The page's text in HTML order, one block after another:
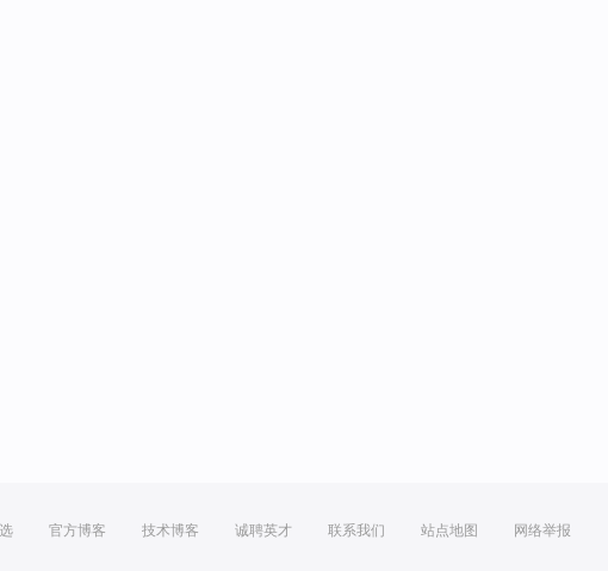
官方博客 技术博客 诚聘英才 联系我们 站点地图 网络举报